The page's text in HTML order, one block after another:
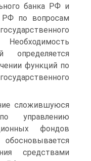
банка РФ и
РФ по вопросам
определяется
функций по
сложившуюся
управлению
фондов
средствами